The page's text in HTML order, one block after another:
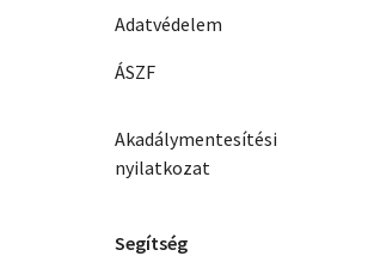
Adatvédelem
ÁSZF
Akadálymentesítési
nyilatkozat
Segítség